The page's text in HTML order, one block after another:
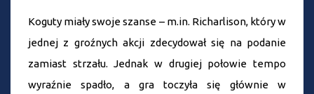
Koguty miały swoje szanse – m.in. Richarlison, który w
jednej z groźnych akcji zdecydował się na podanie
zamiast strzału. Jednak w drugiej połowie tempo
wyraźnie spadło, a gra toczyła się głównie w